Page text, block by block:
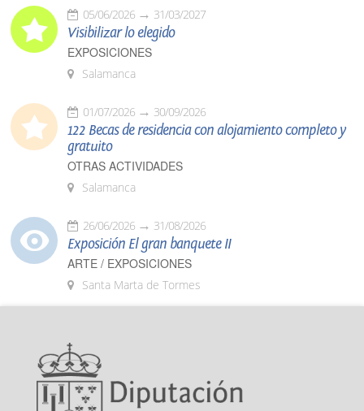
05/06/2026 31/03/2027
Visibilizar lo elegido
EXPOSICIONES
Salamanca
01/07/2026 30/09/2026
122 Becas de residencia con alojamiento completo y
gratuito
OTRAS ACTIVIDADES
Salamanca
26/06/2026 31/08/2026
Exposición El gran banquete II
ARTE / EXPOSICIONES
Santa Marta de Tormes